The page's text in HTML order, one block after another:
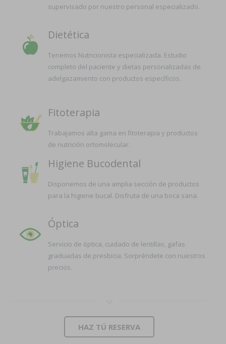
supervisado por nuestro personal especializado.
Dietética
Tenemos Nutricionista especializada. Estudio
completo del paciente y dietas personalizadas de
adelgazamiento con productos específicos.
Fitoterapia
Trabajamos alta gama en fitoterapia y productos
de nutrición ortomolecular.
Higiene Bucodental
Disponemos de una amplia sección de productos
para la higiene bucal. Disfruta de una boca sana.
Óptica
Servicio de óptica, cuidado de lentillas, gafas
graduadas de presbicia. Sorpréndete con nuestros
precios.
HAZ TÚ RESERVA